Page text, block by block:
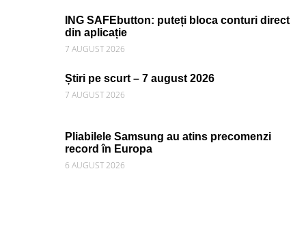
ING SAFEbutton: puteți bloca conturi direct
din aplicație
7 AUGUST 2026
Știri pe scurt – 7 august 2026
7 AUGUST 2026
Pliabilele Samsung au atins precomenzi
record în Europa
6 AUGUST 2026